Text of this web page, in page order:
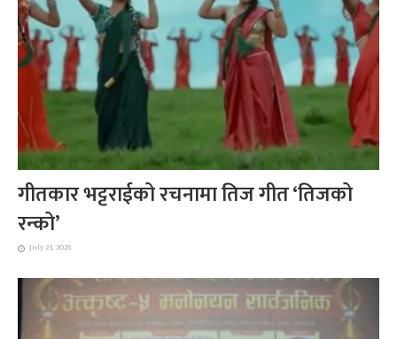
गीतकार भट्टराईको रचनामा तिज गीत ‘तिजको
रन्को’
July 23, 2026